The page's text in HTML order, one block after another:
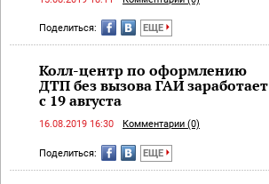
Поделиться: ЕЩЕ
Колл-центр по оформлению
ДТП без вызова ГАИ заработает
с 19 августа
16.08.2019 16:30 Комментарии (0)
Поделиться: ЕЩЕ